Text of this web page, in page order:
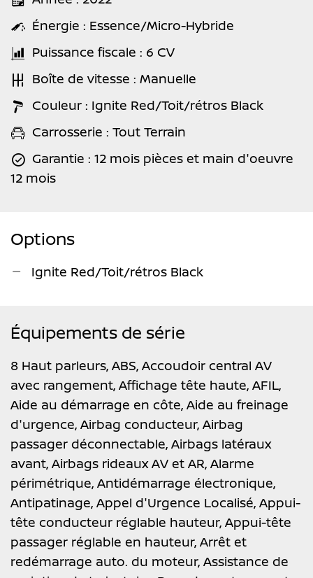
Énergie : Essence/Micro-Hybride
Puissance fiscale : 6 CV
Boîte de vitesse : Manuelle
Couleur : Ignite Red/Toit/rétros Black
Carrosserie : Tout Terrain
Garantie : 12 mois pièces et main d'oeuvre
12 mois
Options
Ignite Red/Toit/rétros Black
Équipements de série
8 Haut parleurs, ABS, Accoudoir central AV
avec rangement, Affichage tête haute, AFIL,
Aide au démarrage en côte, Aide au freinage
d'urgence, Airbag conducteur, Airbag
passager déconnectable, Airbags latéraux
avant, Airbags rideaux AV et AR, Alarme
périmétrique, Antidémarrage électronique,
Antipatinage, Appel d'Urgence Localisé, Appui-
tête conducteur réglable hauteur, Appui-tête
passager réglable en hauteur, Arrêt et
redémarrage auto. du moteur, Assistance de